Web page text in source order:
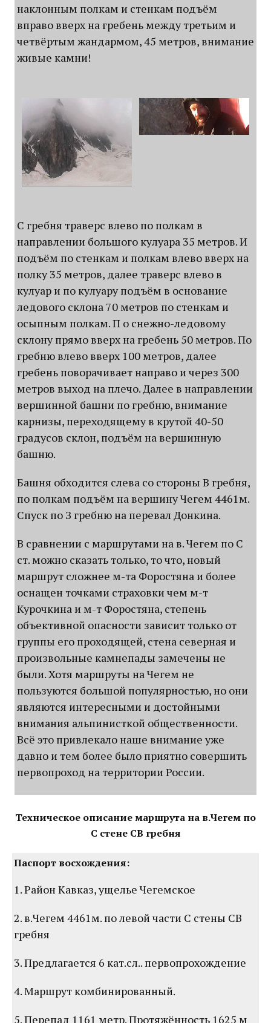
наклонным полкам и стенкам подъём
вправо вверх на гребень между третьим и
четвёртым жандармом, 45 метров, внимание
живые камни!
С гребня траверс влево по полкам в
направлении большого кулуара 35 метров. И
подъём по стенкам и полкам влево вверх на
полку 35 метров, далее траверс влево в
кулуар и по кулуару подъём в основание
ледового склона 70 метров по стенкам и
осыпным полкам. П о снежно-ледовому
склону прямо вверх на гребень 50 метров. По
гребню влево вверх 100 метров, далее
гребень поворачивает направо и через 300
метров выход на плечо. Далее в направлении
вершинной башни по гребню, внимание
карнизы, переходящему в крутой 40-50
градусов склон, подъём на вершинную
башню.
Башня обходится слева со стороны В гребня,
по полкам подъём на вершину Чегем 4461м.
Спуск по З гребню на перевал Донкина.
В сравнении с маршрутами на в. Чегем по С
ст. можно сказать только, то что, новый
маршрут сложнее м-та Форостяна и более
оснащен точками страховки чем м-т
Курочкина и м-т Форостяна, степень
объективной опасности зависит только от
группы его проходящей, стена северная и
произвольные камнепады замечены не
были. Хотя маршруты на Чегем не
пользуются большой популярностью, но они
являются интересными и достойными
внимания альпинисткой общественности.
Всё это привлекало наше внимание уже
давно и тем более было приятно совершить
первопроход на территории России.
Техническое описание маршрута на в.Чегем по
С стене СВ гребня
Паспорт восхождения:
1. Район Кавказ, ущелье Чегемское
2. в.Чегем 4461м. по левой части С стены СВ
гребня
3. Предлагается 6 кат.сл.. первопрохождение
4. Маршрут комбинированный.
5. Перепад 1161 метр. Протяжённость 1625 м